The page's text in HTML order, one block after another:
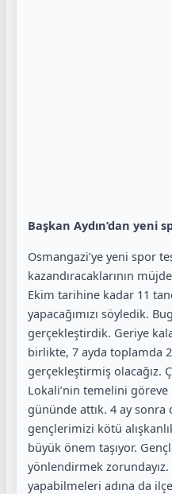
Başkan Aydın’dan yeni
Osmangazi’ye yeni spor
kazandıracaklarının
Ekim tarihine kadar 11
yapacağımızı söyledik.
gerçekleştirdik. Geriye
birlikte, 7 ayda toplamda
gerçekleştirmiş olacağız.
Lokali’nin temelini göreve
gününde attık. 4 ay sonra
gençlerimizi kötü
büyük önem taşıyor.
yönlendirmek
yapabilmeleri adına da